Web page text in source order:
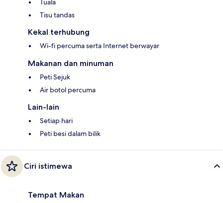
Tuala
Tisu tandas
Kekal terhubung
Wi-fi percuma serta Internet berwayar
Makanan dan minuman
Peti Sejuk
Air botol percuma
Lain-lain
Setiap hari
Peti besi dalam bilik
Ciri istimewa
Tempat Makan